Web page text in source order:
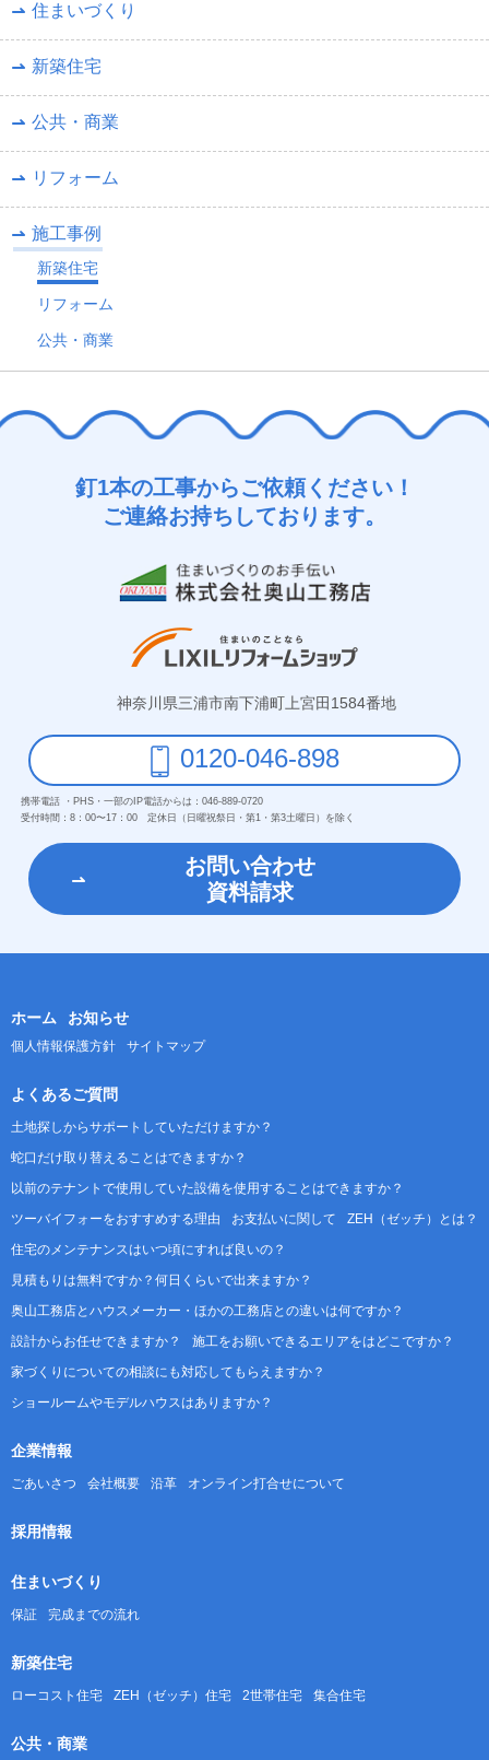
住まいづくり
新築住宅
公共・商業
リフォーム
施工事例
新築住宅
リフォーム
公共・商業
釘1本の工事からご依頼ください！
ご連絡お持ちしております。
神奈川県三浦市南下浦町上宮田1584番地
0120-046-898
お問い合わせ
資料請求
携帯電話 ・PHS・一部のIP電話からは： 046-889-0720
受付時間： 8：00〜17：00 定休日（日曜祝祭日・第1・第3土曜日）を除く
ホーム お知らせ
個人情報保護方針 サイトマップ
よくあるご質問
土地探しからサポートしていただけますか？
蛇口だけ取り替えることはできますか？
以前のテナントで使用していた設備を使用することはできますか？
ツーバイフォーをおすすめする理由
お支払いに関して
ZEH（ゼッチ）とは？
住宅のメンテナンスはいつ頃にすれば良いの？
見積もりは無料ですか？何日くらいで出来ますか？
奥山工務店とハウスメーカー・ほかの工務店との違いは何ですか？
設計からお任せできますか？
施工をお願いできるエリアをはどこですか？
家づくりについての相談にも対応してもらえますか？
ショールームやモデルハウスはありますか？
企業情報
ごあいさつ 会社概要 沿革 オンライン打合せについて
採用情報
住まいづくり
保証 完成までの流れ
新築住宅
ローコスト住宅 ZEH（ゼッチ）住宅 2世帯住宅 集合住宅
公共・商業